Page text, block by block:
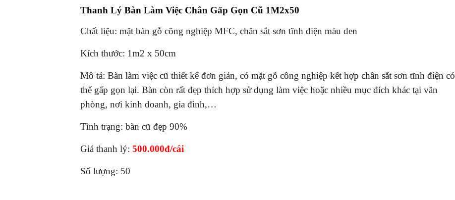
Thanh Lý Bàn Làm Việc Chân Gấp Gọn Cũ 1M2x50
Chất liệu: mặt bàn gỗ công nghiệp MFC, chân sắt sơn tĩnh điện màu đen
Kích thước: 1m2 x 50cm
Mô tả: Bàn làm việc cũ thiết kế đơn giản, có mặt gỗ công nghiệp kết hợp chân sắt sơn tĩnh điện có
thể gấp gọn lại. Bàn còn rất đẹp thích hợp sử dụng làm việc hoặc nhiều mục đích khác tại văn
phòng, nơi kinh doanh, gia đình,…
Tình trạng: bàn cũ đẹp 90%
Giá thanh lý: 500.000đ/cái
Số lượng: 50